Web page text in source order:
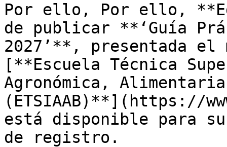
Por ello, Por ello,
de publicar **‘Guía
2027’**, presentada el
[**Escuela Técnica
Agronómica,
(ETSIAAB)**](https://
está disponible para
de registro.